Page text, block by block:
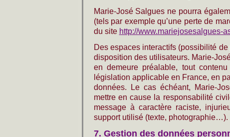
Marie-José Salgues ne pourra
(tels par exemple qu’une perte de
du site http://www.mariejosesalgues-
Des espaces interactifs (possibilité
disposition des utilisateurs. Marie-
en demeure préalable, tout
législation applicable en France, en
données. Le cas échéant, Marie-
mettre en cause la responsabilité
message à caractère raciste,
support utilisé (texte, photographie…).
7. Gestion des données